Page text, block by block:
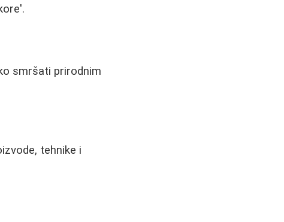
smršati prirodnim
tehnike i